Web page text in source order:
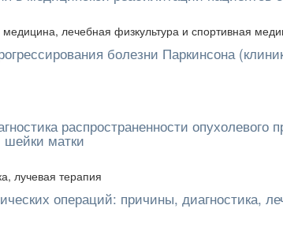
лечебная физкультура и спортивная
болезни Паркинсона
распространенности опухолевого
шейки матки
лучевая терапия
операций: причины, диагностика,